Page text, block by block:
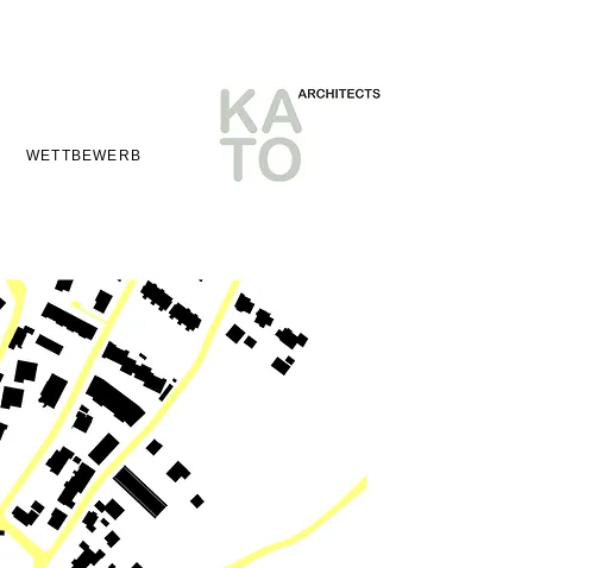
WETTBEWERB